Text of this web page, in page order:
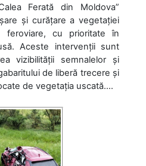
Ferată din Moldova”
și curățare a vegetației
cu prioritate în
Aceste intervenții sunt
vizibilității semnalelor și
de liberă trecere și
de vegetația uscată....